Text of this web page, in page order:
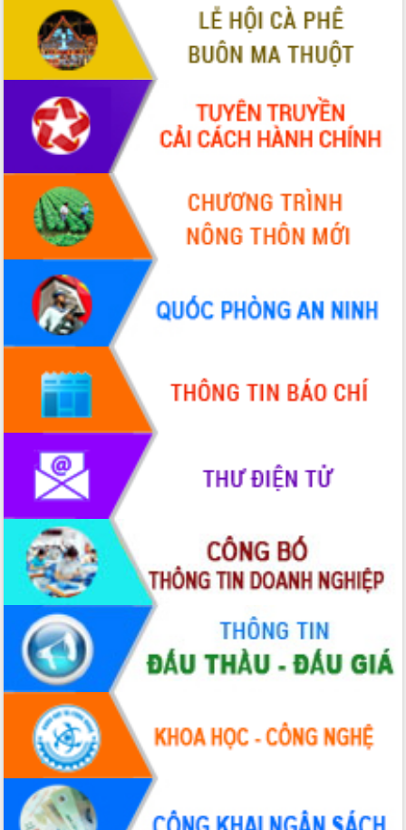
Xây dựng nông thôn mới: Nâng cao đời
sống người dân từ những mô hình thiết
thực
Quyết liệt tháo gỡ vướng mắc, đẩy
nhanh tiến độ các dự án trọng điểm
trong Khu kinh tế Nam Phú Yên
Hòn Yến phát triển du lịch gắn với bảo
tồn biển
Lấy ý kiến điều chỉnh Quy hoạch tỉnh
Đắk Lắk thời kỳ 2021-2030, tầm nhìn
đến năm 2050
Phát động chiến dịch 30 ngày đêm
giải phóng mặt bằng Tuyến đường bộ
ven biển
Đắk Lắk nỗ lực thúc đẩy tăng trưởng
kinh tế từ 10% trở lên trong Quý
II/2026
Đắk Lắk ký kết thỏa thuận hợp tác về
chuyển đổi số giai đoạn 2026 – 2030
với Tập đoàn Bưu chính Viễn thông
Việt Nam
Thứ trưởng Bộ Y tế làm việc với tỉnh
Đắk Lắk về phát triển nhân lực y tế
cho trạm y tế cấp xã
Du lịch Đắk Lắk nâng tầm trải nghiệm
du khách thông qua Hệ thống cơ sở dữ
liệu và Bản đồ số
Tập huấn ứng dụng trí tuệ nhân tạo (AI)
trong thương mại điện tử năm 2026
Đoàn đại biểu Quốc hội tỉnh Đắk Lắk
trao đổi thông tin trước Kỳ họp thứ
nhất, Quốc hội khóa XVI
Quyết liệt cải cách hành chính, khơi
thông nguồn lực phát triển
Nâng cao hiệu lực, hiệu quả HĐND
tỉnh thông qua hiện đại hóa hành chính
Xã Ea Phê gắn cải cách hành chính với
chuyển đổi số
Phó Chủ tịch Thường trực UBND tỉnh
Hồ Thị Nguyên Thảo làm việc tại Trung
tâm Phục vụ hành chính công xã Ea
Phê